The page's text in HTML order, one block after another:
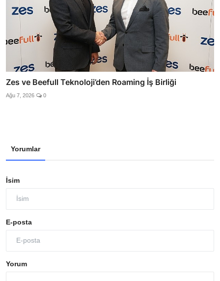
Zes ve Beefull Teknoloji’den Roaming İş Birliği
Ağu 7, 2026 0
Yorumlar
İsim
E-posta
Yorum